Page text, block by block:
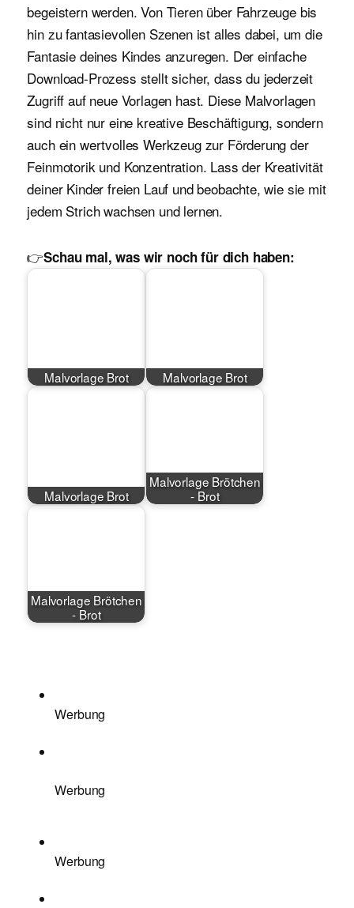
begeistern werden. Von Tieren über Fahrzeuge bis
hin zu fantasievollen Szenen ist alles dabei, um die
Fantasie deines Kindes anzuregen. Der einfache
Download-Prozess stellt sicher, dass du jederzeit
Zugriff auf neue Vorlagen hast. Diese Malvorlagen
sind nicht nur eine kreative Beschäftigung, sondern
auch ein wertvolles Werkzeug zur Förderung der
Feinmotorik und Konzentration. Lass der Kreativität
deiner Kinder freien Lauf und beobachte, wie sie mit
jedem Strich wachsen und lernen.
👉Schau mal, was wir noch für dich haben:
Malvorlage Brot Malvorlage Brot
Malvorlage Brot
Malvorlage Brötchen
- Brot
Malvorlage Brötchen
- Brot
Werbung
Werbung
Werbung